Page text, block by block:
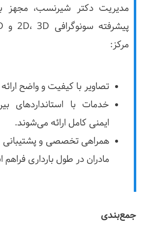
مدیریت دکتر شیرنسب، مجهز
مرکز:
تصاویر با کیفیت و واضح
خدمات با استانداردهای
ایمنی کامل ارائه می‌شوند.
همراهی تخصصی و پشتیبانی
مادران در طول بارداری
جمع‌بندی